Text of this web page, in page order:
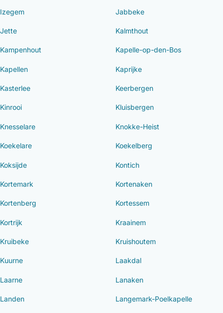
Izegem Jabbeke
Jette Kalmthout
Kampenhout Kapelle-op-den-Bos
Kapellen Kaprijke
Kasterlee Keerbergen
Kinrooi Kluisbergen
Knesselare Knokke-Heist
Koekelare Koekelberg
Koksijde Kontich
Kortemark Kortenaken
Kortenberg Kortessem
Kortrijk Kraainem
Kruibeke Kruishoutem
Kuurne Laakdal
Laarne Lanaken
Landen Langemark-Poelkapelle